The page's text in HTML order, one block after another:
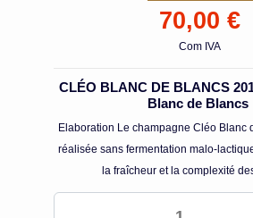
70,00 €
Com IVA
CLÉO BLANC DE BLANCS
Blanc de Blancs
Elaboration Le champagne Cléo Blanc
réalisée sans fermentation malo-
la fraîcheur et la complexité